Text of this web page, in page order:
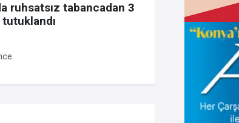
ruhsatsız tabancadan 3